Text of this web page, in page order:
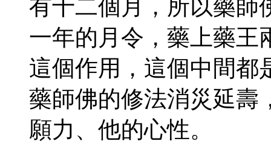
有十二個月，所以藥師
一年的月令，藥上藥王
這個作用，這個中間都
藥師佛的修法消災延壽
願力、他的心性。